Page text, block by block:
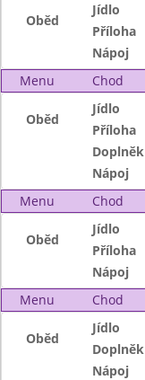
Oběd
Jídlo
Příloha
Nápoj
Menu
Chod
Oběd
Jídlo
Příloha
Doplněk
Nápoj
Menu
Chod
Oběd
Jídlo
Příloha
Nápoj
Menu
Chod
Oběd
Jídlo
Doplněk
Nápoj